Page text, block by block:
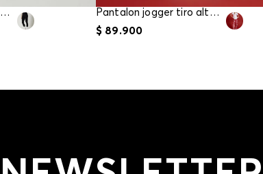
Leggings tiro alto con resorte Pantalon jogger tiro alto para mujer
$ 89.900